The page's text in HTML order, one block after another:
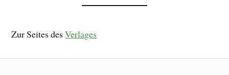
Zur Seites desVerlages